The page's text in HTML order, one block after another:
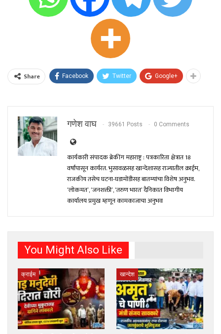
Share Facebook Twitter Google+
गणेश वाघ 39661 Posts 0 Comments
कार्यकारी संपादक ब्रेकींग महाराष्ट्र : पत्रकारिता क्षेत्रात 18
वर्षांपासून कार्यरत. भुसावळसह खान्देशासह राज्यातील क्राईम,
राजकीय तसेच घटना-घडामोंडीसह बातम्यांचा विशेष अनुभव.
‘लोकमत’, ‘जनशक्ती’, ‘तरुण भारत’ दैनिकात विभागीय
कार्यालय प्रमुख म्हणून कामकाजाचा अनुभव
You Might Also Like
क्राईम खान्देश